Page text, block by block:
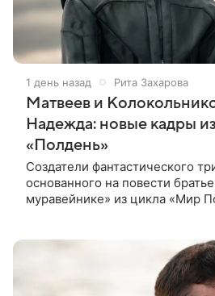
1 день назад Рита Захарова
Матвеев и
Надежда: новые кадры
«Полдень»
Создатели фантастического
основанного на повести
муравейнике» из цикла «Мир